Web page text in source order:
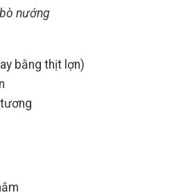
nướng
bằng thịt lợn)